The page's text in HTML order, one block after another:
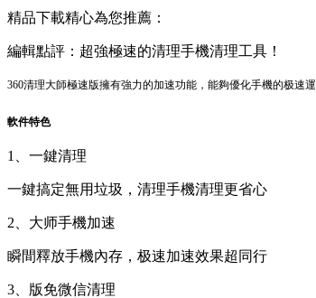
精品下載精心為您推薦：
編輯點評：超強極速的清理手機清理工具！
360清理大師極速版擁有強力的加速功能，能夠優化手機的极速
軟件特色
1、一鍵清理
一鍵搞定無用垃圾，清理手機清理更省心
2、大师手機加速
瞬間釋放手機內存，极速加速效果超同行
3、版免微信清理